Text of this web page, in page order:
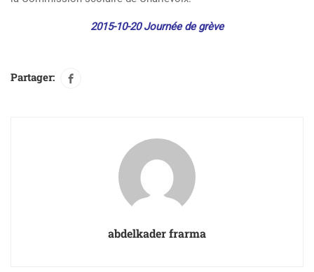
2015-10-20 Journée de grève
Partager:
abdelkader frarma